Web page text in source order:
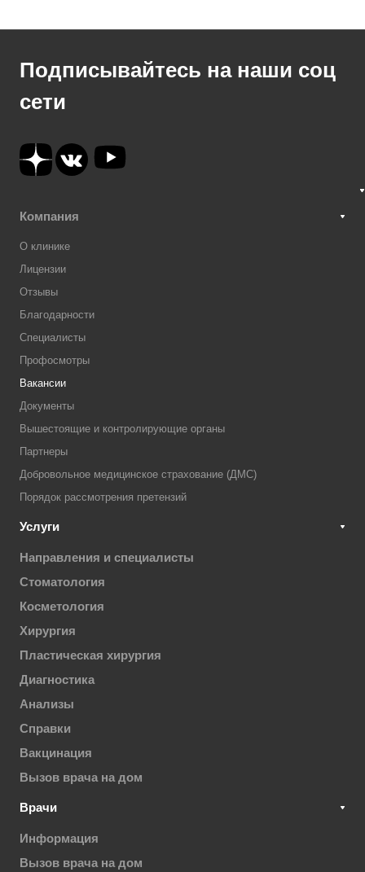
Подписывайтесь на наши соц
сети
Компания
О клинике
Лицензии
Отзывы
Благодарности
Специалисты
Профосмотры
Вакансии
Документы
Вышестоящие и контролирующие органы
Партнеры
Добровольное медицинское страхование (ДМС)
Порядок рассмотрения претензий
Услуги
Направления и специалисты
Стоматология
Косметология
Хирургия
Пластическая хирургия
Диагностика
Анализы
Справки
Вакцинация
Вызов врача на дом
Врачи
Информация
Вызов врача на дом